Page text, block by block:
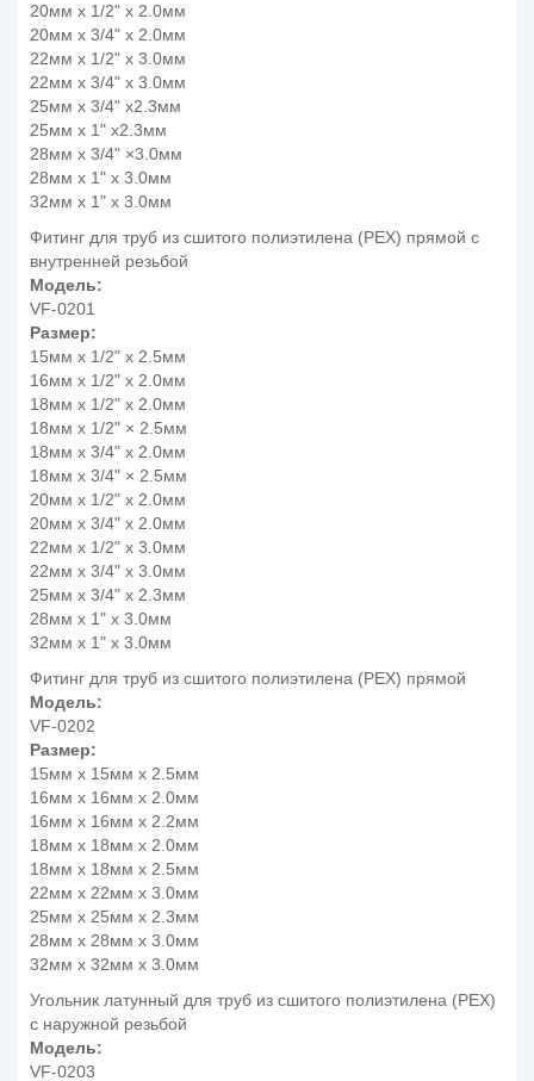
20мм x 1/2" x 2.0мм
20мм x 3/4" x 2.0мм
22мм x 1/2" x 3.0мм
22мм x 3/4" x 3.0мм
25мм x 3/4" x2.3мм
25мм x 1" x2.3мм
28мм x 3/4" ×3.0мм
28мм x 1" x 3.0мм
32мм x 1" x 3.0мм
Фитинг для труб из сшитого полиэтилена (PEX) прямой с
внутренней резьбой
Модель:
VF-0201
Размер:
15мм x 1/2" x 2.5мм
16мм x 1/2" x 2.0мм
18мм x 1/2" x 2.0мм
18мм x 1/2" × 2.5мм
18мм x 3/4" x 2.0мм
18мм x 3/4" × 2.5мм
20мм x 1/2" x 2.0мм
20мм x 3/4" x 2.0мм
22мм x 1/2" x 3.0мм
22мм x 3/4" x 3.0мм
25мм x 3/4" x 2.3мм
28мм x 1" x 3.0мм
32мм x 1" x 3.0мм
Фитинг для труб из сшитого полиэтилена (PEX) прямой
Модель:
VF-0202
Размер:
15мм x 15мм x 2.5мм
16мм x 16мм x 2.0мм
16мм x 16мм x 2.2мм
18мм x 18мм x 2.0мм
18мм x 18мм x 2.5мм
22мм x 22мм x 3.0мм
25мм x 25мм x 2.3мм
28мм x 28мм x 3.0мм
32мм x 32мм x 3.0мм
Угольник латунный для труб из сшитого полиэтилена (PEX)
с наружной резьбой
Модель:
VF-0203